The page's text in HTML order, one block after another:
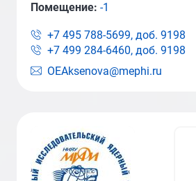
OEAksenova@mephi.ru
Помещение: -1
+7 495 788-5699, доб. 9198
+7 499 284-6460, доб. 9198